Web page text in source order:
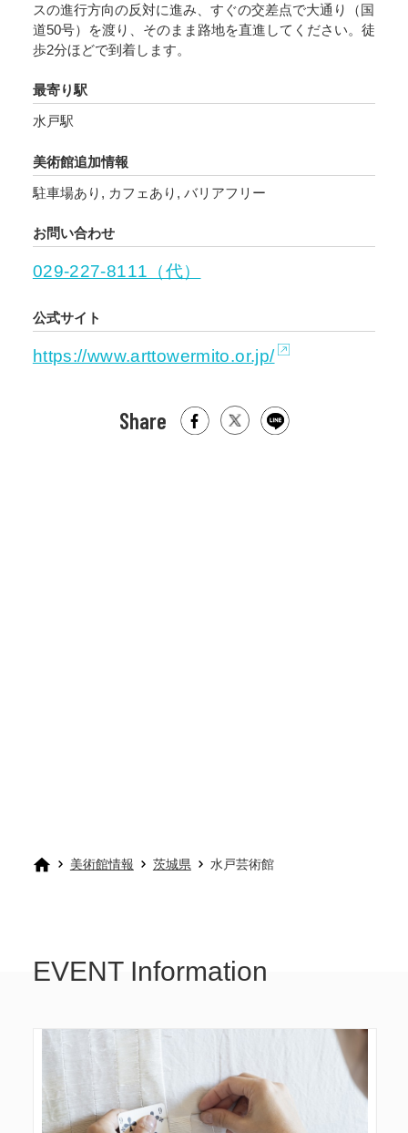
スの進行方向の反対に進み、すぐの交差点で大通り（国
道50号）を渡り、そのまま路地を直進してください。徒
歩2分ほどで到着します。
最寄り駅
水戸駅
美術館追加情報
駐車場あり, カフェあり, バリアフリー
お問い合わせ
029-227-8111（代）
公式サイト
https://www.arttowermito.or.jp/
Share
美術館情報 茨城県 水戸芸術館
EVENT Information